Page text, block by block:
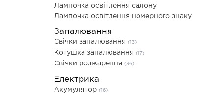
Лампочка освітлення салону
Лампочка освітлення номерного знаку
Запалювання
Свічки запалювання (13)
Котушка запалювання (17)
Свічки розжарення (36)
Електрика
Акумулятор (16)